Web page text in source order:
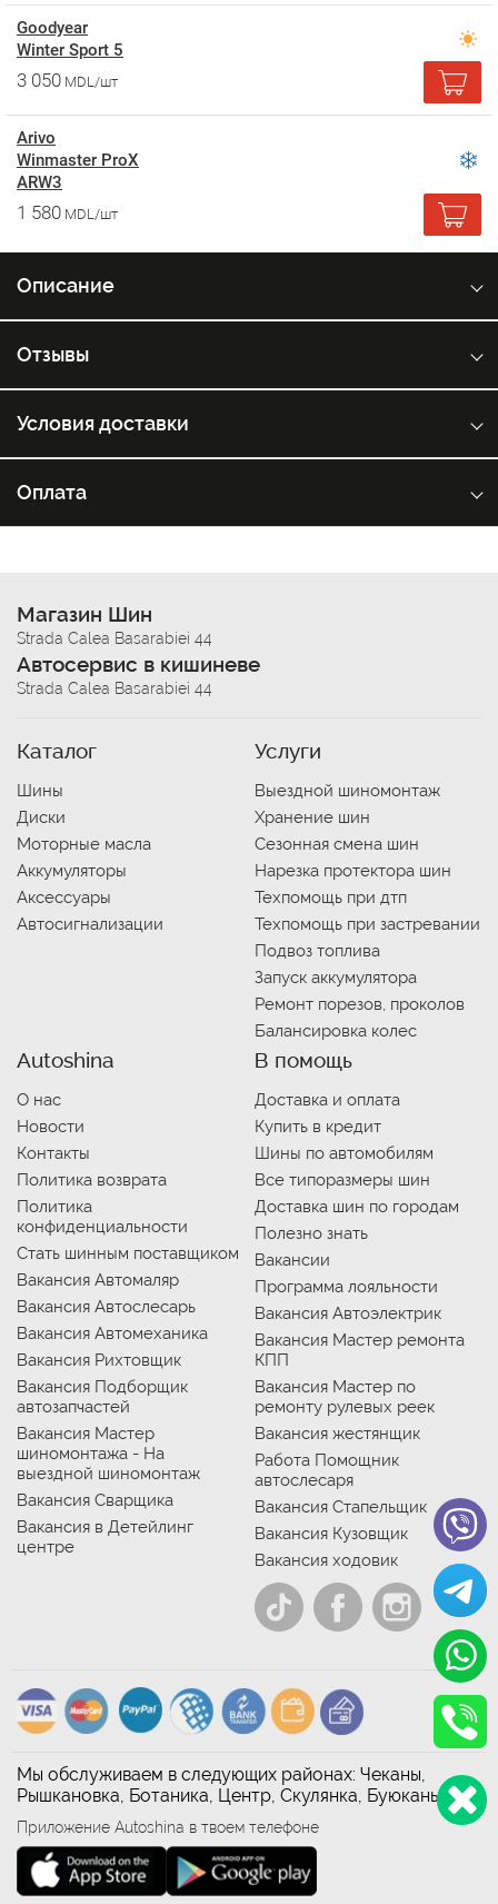
Goodyear
Winter Sport 5
3 050 MDL/шт
Arivo
Winmaster ProX
ARW3
1 580 MDL/шт
Описание
Отзывы
Условия доставки
Оплата
Магазин Шин
Strada Calea Basarabiei 44
Автосервис в кишиневе
Strada Calea Basarabiei 44
Каталог
Шины
Диски
Моторные масла
Аккумуляторы
Аксессуары
Автосигнализации
Услуги
Выездной шиномонтаж
Хранение шин
Сезонная смена шин
Нарезка протектора шин
Техпомощь при дтп
Техпомощь при застревании
Подвоз топлива
Запуск аккумулятора
Ремонт порезов, проколов
Балансировка колес
Autoshina
О нас
Новости
Контакты
Политика возврата
Политика
конфиденциальности
Стать шинным поставщиком
Вакансия Автомаляр
Вакансия Автослесарь
Вакансия Автомеханика
Вакансия Рихтовщик
Вакансия Подборщик
автозапчастей
Вакансия Мастер
шиномонтажа - На
выездной шиномонтаж
Вакансия Сварщика
Вакансия в Детейлинг
центре
В помощь
Доставка и оплата
Купить в кредит
Шины по автомобилям
Все типоразмеры шин
Доставка шин по городам
Полезно знать
Вакансии
Программа лояльности
Вакансия Автоэлектрик
Вакансия Мастер ремонта
КПП
Вакансия Мастер по
ремонту рулевых реек
Вакансия жестянщик
Работа Помощник
автослесаря
Вакансия Стапельщик
Вакансия Кузовщик
Вакансия ходовик
Мы обслуживаем в следующих районах: Чеканы,
Рышкановка, Ботаника, Центр, Скулянка, Буюканы
Приложение Autoshina в твоем телефоне